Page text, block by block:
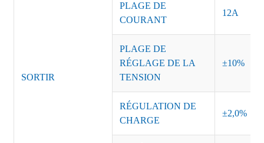
SORTIR
PLAGE DE
COURANT
12A
PLAGE DE
RÉGLAGE DE LA
TENSION
±10%
RÉGULATION DE
CHARGE
±2,0%